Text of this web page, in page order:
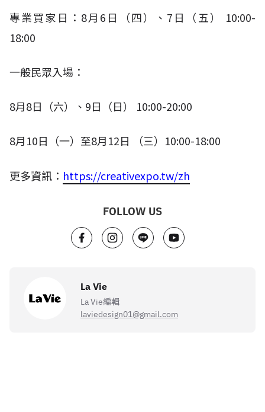
專業買家日： 8月 6 日（四）、 7 日（五）
10:00-
18:00​
一般民眾入場：
8月8日（六）、 9日（日） 10:00-20:00
8月10日（一）至8月12日 （三） 10:00-18:00
更多資訊： https://creativexpo.tw/zh
FOLLOW US
La Vie
La Vie編輯
laviedesign01@gmail.com